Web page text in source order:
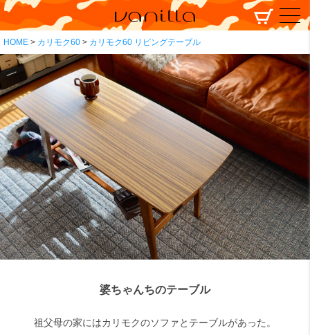
HOME カリモク60 カリモク60 リビングテーブル
婆ちゃんちのテーブル
祖父母の家にはカリモクのソファとテーブルがあった。